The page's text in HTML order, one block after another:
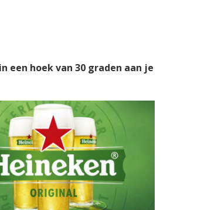
een hoek van 30 graden aan je